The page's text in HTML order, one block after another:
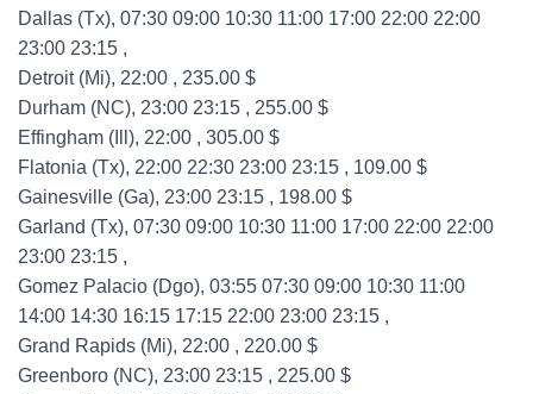
Dallas (Tx), 07:30 09:00 10:30 11:00 17:00 22:00 22:00
23:00 23:15 ,
Detroit (Mi), 22:00 , 235.00 $
Durham (NC), 23:00 23:15 , 255.00 $
Effingham (Ill), 22:00 , 305.00 $
Flatonia (Tx), 22:00 22:30 23:00 23:15 , 109.00 $
Gainesville (Ga), 23:00 23:15 , 198.00 $
Garland (Tx), 07:30 09:00 10:30 11:00 17:00 22:00 22:00
23:00 23:15 ,
Gomez Palacio (Dgo), 03:55 07:30 09:00 10:30 11:00
14:00 14:30 16:15 17:15 22:00 23:00 23:15 ,
Grand Rapids (Mi), 22:00 , 220.00 $
Greenboro (NC), 23:00 23:15 , 225.00 $